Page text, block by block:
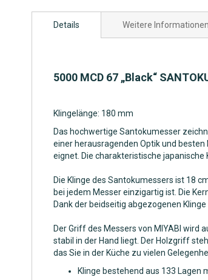
Anfang
Details
5000 MCD 67 „Black“
Klingelänge: 180 mm
Das hochwertige Santokumesser
einer herausragenden Optik und
eignet. Die charakteristische
Die Klinge des Santokumessers ist 18
bei jedem Messer einzigartig ist. Die
Dank der beidseitig abgezogenen
Der Griff des Messers von MIYABI wird
stabil in der Hand liegt. Der Holzgriff
das Sie in der Küche zu vielen
Klinge bestehend aus 133 Lagen
Weitere Informationen